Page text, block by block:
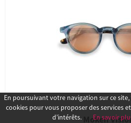
Moken
En poursuivant votre navigation sur ce
cookies pour vous proposer des services
d’intérêts.
En savoir